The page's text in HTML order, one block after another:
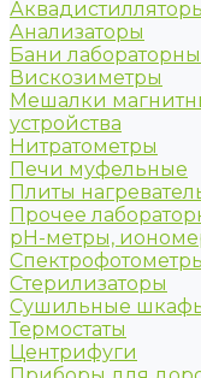
Анализаторы
Бани
Вискозиметры
Мешалки
устройства
Нитратометры
Печи муфельные
Плиты
Прочее
рН-метры,
Стерилизаторы
Сушильные
Термостаты
Центрифуги